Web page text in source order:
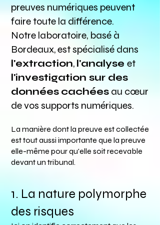
preuves numériques peuvent
faire toute la différence.
Notre laboratoire, basé à
Bordeaux, est spécialisé dans
l'extraction, l'analyse et
l'investigation sur des
données cachées au cœur
de vos supports numériques.
La manière dont la preuve est collectée
est tout aussi importante que la preuve
elle-même pour qu'elle soit recevable
devant un tribunal.
1. La nature polymorphe
des risques